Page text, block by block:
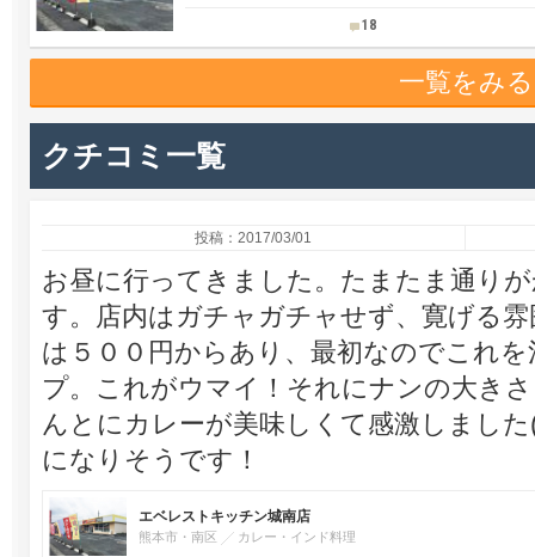
18
一覧をみる
クチコミ一覧
投稿：2017/03/01
お昼に行ってきました。たまたま通り
す。店内はガチャガチャせず、寛げる
は５００円からあり、最初なのでこれ
プ。これがウマイ！それにナンの大き
んとにカレーが美味しくて感激しまし
になりそうです！
エベレストキッチン城南店
熊本市・南区 カレー・インド料理